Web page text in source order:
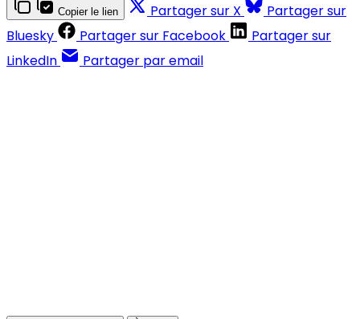
Copier le lien Partager sur X
Partager sur
Bluesky
Partager sur Facebook
Partager sur
LinkedIn
Partager par email